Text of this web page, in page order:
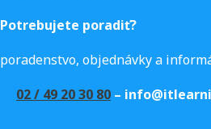
Potrebujete poradiť?
poradenstvo, objednávky a
02 / 49 20 30 80 –